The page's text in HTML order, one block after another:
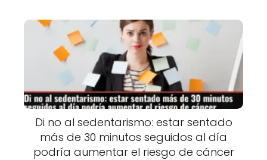
Di no al sedentarismo: estar sentado
más de 30 minutos seguidos al día
podría aumentar el riesgo de cáncer